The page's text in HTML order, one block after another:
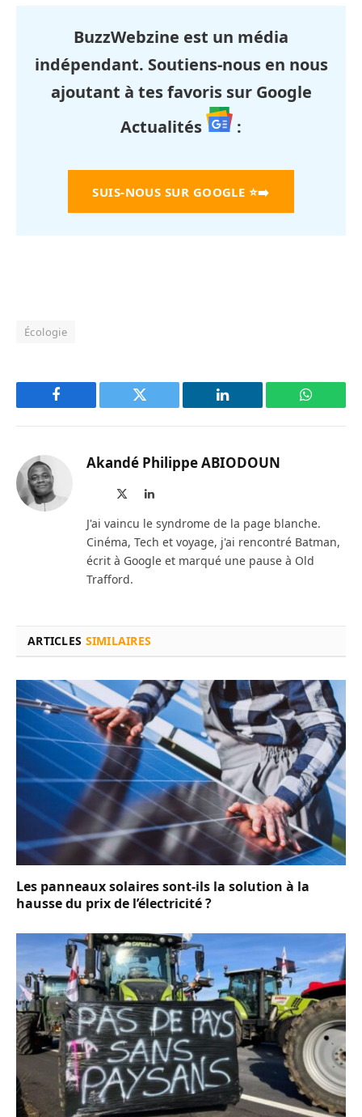
BuzzWebzine est un média
indépendant. Soutiens-nous en nous
ajoutant à tes favoris sur Google
Actualités
:
SUIS-NOUS SUR GOOGLE ⭐➡️
Écologie
Facebook Twitter LinkedIn
Akandé Philippe ABIODOUN
LinkedIn
J'ai vaincu le syndrome de la page blanche.
Cinéma, Tech et voyage, j'ai rencontré Batman,
écrit à Google et marqué une pause à Old
Trafford.
ARTICLES SIMILAIRES
Les panneaux solaires sont-ils la solution à la
hausse du prix de l’électricité ?